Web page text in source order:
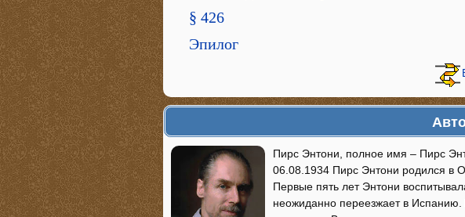
§ 426
Эпилог
Пирс Энтони, полное имя – Пирс
06.08.1934 Пирс Энтони родился в
Первые пять лет Энтони
неожиданно переезжает в Испанию.